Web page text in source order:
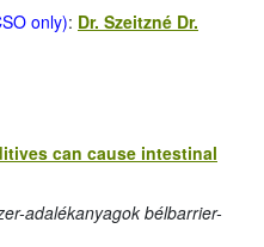
only): Dr. Szeitzné Dr.
can cause intestinal
adalékanyagok bélbarrier-